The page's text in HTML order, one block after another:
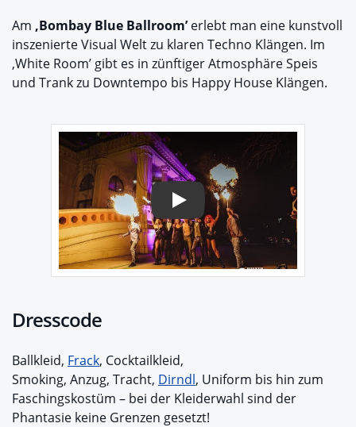
Am ‚Bombay Blue Ballroom’erlebt man eine kunstvoll
inszenierte Visual Welt zu klaren Techno Klängen. Im
‚White Room’ gibt es in zünftiger Atmosphäre Speis
und Trank zu Downtempo bis Happy House Klängen.
Play
Dresscode
Ballkleid, Frack, Cocktailkleid,
Smoking, Anzug, Tracht, Dirndl, Uniform bis hin zum
Faschingskostüm – bei der Kleiderwahl sind der
Phantasie keine Grenzen gesetzt!